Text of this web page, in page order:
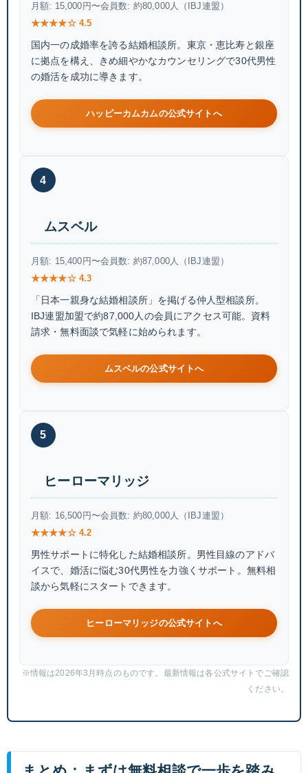
月額: 15,000円〜会員数: 約80,000人（IBJ連盟）
★★★★☆ 4.5
国内一の成婚率を誇る結婚相談所。東京・恵比寿と銀座
に拠点を構え、きめ細やかなカウンセリングで30代男性
の婚活を成功に導きます。
ハッピーカムカムの公式サイトへ
4
ムスベル
月額: 15,400円〜会員数: 約87,000人（IBJ連盟）
★★★★☆ 4.3
「日本一親身な結婚相談所」を掲げる仲人型相談所。
IBJ連盟加盟で約87,000人の会員にアクセス可能。資料
請求・無料面談で気軽に始められます。
ムスベルの公式サイトへ
5
ヒーローマリッジ
月額: 16,500円〜会員数: 約80,000人（IBJ連盟）
★★★★☆ 4.2
男性サポートに特化した結婚相談所。男性目線のアドバ
イスで、婚活に悩む30代男性を力強くサポート。無料相
談から気軽にスタートできます。
ヒーローマリッジの公式サイトへ
※情報は2026年3月時点のものです。最新情報は各公式サイトでご確認
ください。